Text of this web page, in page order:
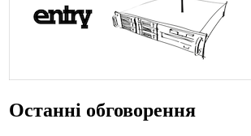
Останні обговорення